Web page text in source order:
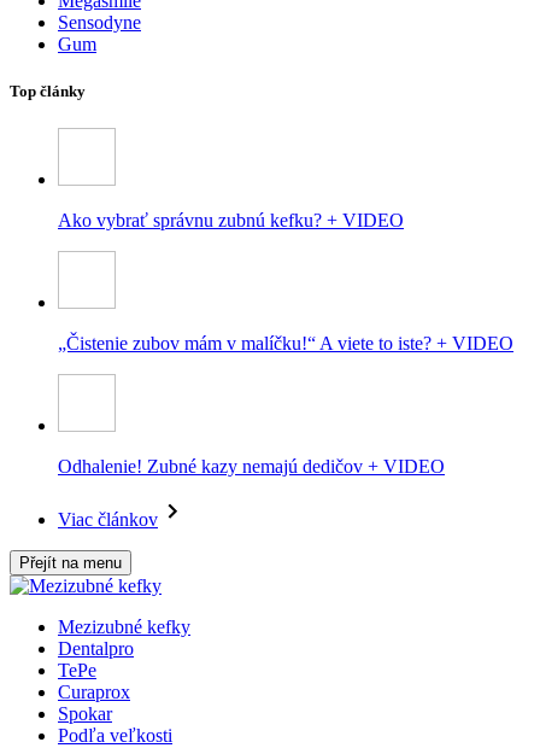
Sensodyne
Gum
Top články
Ako vybrať správnu zubnú kefku? + VIDEO
„Čistenie zubov mám v malíčku!“ A viete to iste? + VIDEO
Odhalenie! Zubné kazy nemajú dedičov + VIDEO
Viac článkov
Přejít na menu
Mezizubné kefky
Dentalpro
TePe
Curaprox
Spokar
Podľa veľkosti